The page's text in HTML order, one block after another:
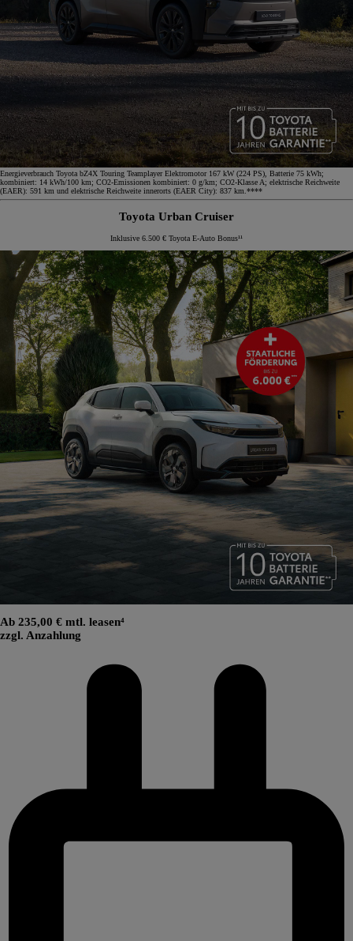
Energieverbrauch Toyota bZ4X Touring Teamplayer Elektromotor 167 kW (224 PS), Batterie 75 kWh;
kombiniert: 14 kWh/100 km; CO2-Emissionen kombiniert: 0 g/km; CO2-Klasse A; elektrische Reichweite
(EAER): 591 km und elektrische Reichweite innerorts (EAER City): 837 km.****
Toyota Urban Cruiser
Inklusive 6.500 € Toyota E-Auto Bonus¹¹
Ab 235,00 € mtl. leasen⁴
zzgl. Anzahlung